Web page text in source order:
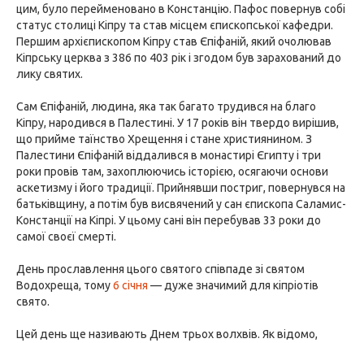
цим, було перейменовано в Констанцію. Пафос повернув собі
статус столиці Кіпру та став місцем єпископської кафедри.
Першим архієпископом Кіпру став Єпіфаній, який очолював
Кіпрську церква з 386 по 403 рік і згодом був зарахований до
лику святих.
Сам Єпіфаній, людина, яка так багато трудився на благо
Кіпру, народився в Палестині. У 17 років він твердо вирішив,
що прийме таїнство Хрещення і стане християнином. З
Палестини Єпіфаній віддалився в монастирі Єгипту і три
роки провів там, захоплюючись історією, осягаючи основи
аскетизму і його традиції. Прийнявши постриг, повернувся на
батьківщину, а потім був висвячений у сан єпископа Саламис-
Констанції на Кіпрі. У цьому сані він перебував 33 роки до
самої своєї смерті.
День прославлення цього святого співпаде зі святом
Водохреща, тому6 січня — дуже значимий для кіпріотів
свято.
Цей день ще називають Днем трьох волхвів. Як відомо,